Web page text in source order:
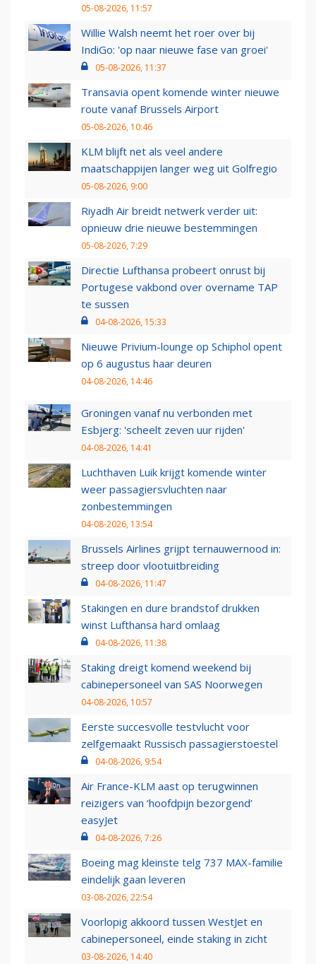
05-08-2026, 11:57
Willie Walsh neemt het roer over bij
IndiGo: 'op naar nieuwe fase van groei'
05-08-2026, 11:37
Transavia opent komende winter nieuwe
route vanaf Brussels Airport
05-08-2026, 10:46
KLM blijft net als veel andere
maatschappijen langer weg uit Golfregio
05-08-2026, 9:00
Riyadh Air breidt netwerk verder uit:
opnieuw drie nieuwe bestemmingen
05-08-2026, 7:29
Directie Lufthansa probeert onrust bij
Portugese vakbond over overname TAP
te sussen
04-08-2026, 15:33
Nieuwe Privium-lounge op Schiphol opent
op 6 augustus haar deuren
04-08-2026, 14:46
Groningen vanaf nu verbonden met
Esbjerg: 'scheelt zeven uur rijden'
04-08-2026, 14:41
Luchthaven Luik krijgt komende winter
weer passagiersvluchten naar
zonbestemmingen
04-08-2026, 13:54
Brussels Airlines grijpt ternauwernood in:
streep door vlootuitbreiding
04-08-2026, 11:47
Stakingen en dure brandstof drukken
winst Lufthansa hard omlaag
04-08-2026, 11:38
Staking dreigt komend weekend bij
cabinepersoneel van SAS Noorwegen
04-08-2026, 10:57
Eerste succesvolle testvlucht voor
zelfgemaakt Russisch passagierstoestel
04-08-2026, 9:54
Air France-KLM aast op terugwinnen
reizigers van ‘hoofdpijn bezorgend’
easyJet
04-08-2026, 7:26
Boeing mag kleinste telg 737 MAX-familie
eindelijk gaan leveren
03-08-2026, 22:54
Voorlopig akkoord tussen WestJet en
cabinepersoneel, einde staking in zicht
03-08-2026, 14:40